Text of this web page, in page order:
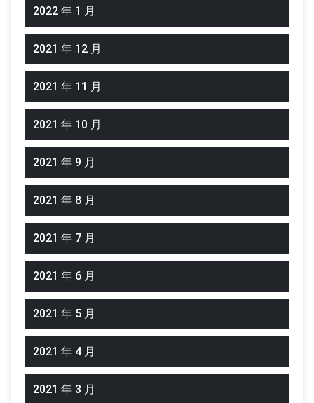
2022 年 1 月
2021 年 12 月
2021 年 11 月
2021 年 10 月
2021 年 9 月
2021 年 8 月
2021 年 7 月
2021 年 6 月
2021 年 5 月
2021 年 4 月
2021 年 3 月